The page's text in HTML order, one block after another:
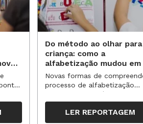
no
Do método ao olhar para
criança: como a
alfabetização mudou em
anos?
Novas formas de
processo de alfabetização
influenciaram políticas e
práticas, transformando o
da leitura e da escrita
LER REPORTAGEM